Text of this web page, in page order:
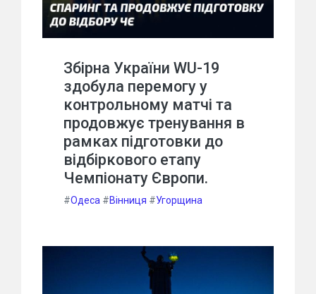
Збірна України WU-19
здобула перемогу у
контрольному матчі та
продовжує тренування в
рамках підготовки до
відбіркового етапу
Чемпіонату Європи.
#Одеса #Вінниця #Угорщина